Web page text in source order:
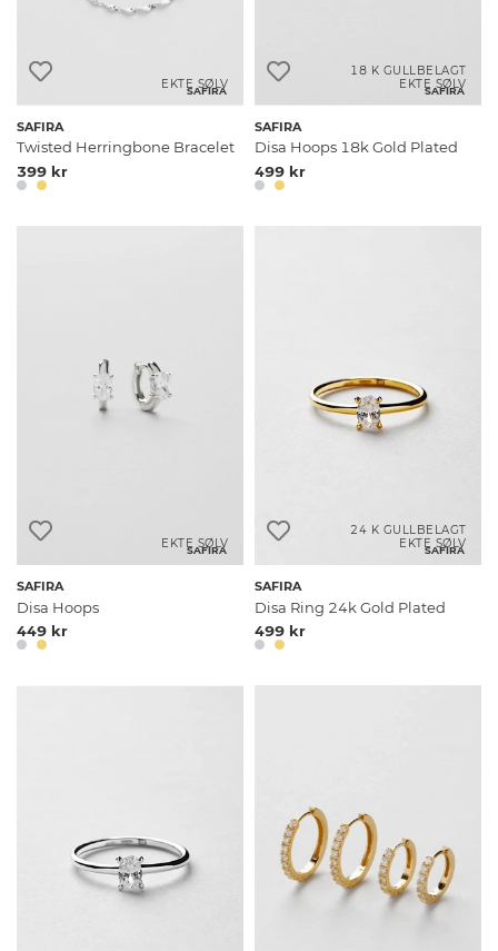
SAFIRA
EKTE SØLV
SAFIRA
Twisted Herringbone Bracelet
399 kr
SAFIRA
18 K GULLBELAGT
EKTE SØLV
SAFIRA
Disa Hoops 18k Gold Plated
499 kr
SAFIRA
EKTE SØLV
SAFIRA
Disa Hoops
449 kr
SAFIRA
24 K GULLBELAGT
EKTE SØLV
SAFIRA
Disa Ring 24k Gold Plated
499 kr